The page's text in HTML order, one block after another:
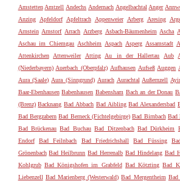
Amstetten Amtzell Andechs Andernach Angelbachtal Anger
Anzing
Apfeldorf Apfeltrach Appenweier Arberg Aresing
Arnstein Arnstorf Arrach Arzberg Asbach-Bäumenheim Ascha
Aschau im Chiemgau Aschheim Aspach Asperg Assamstadt
Attenkirchen
Attenweiler Atting Au in der Hallertau Aub
(Niederbayern) Auerbach (Oberpfalz) Aufhausen Aufseß Auggen
Aura (Saale) Aura (Sinngrund) Aurach Aurachtal Außernzell
Baar-Ebenhausen Babenhausen Babensham Bach an der Donau
(Brenz) Backnang Bad Abbach Bad Aibling Bad Alexandersbad
Bad Bergzabern Bad Berneck (Fichtelgebirge) Bad Birnbach Bad
Bad Brückenau Bad Buchau Bad Ditzenbach Bad Dürkheim
Endorf
Bad Feilnbach Bad Friedrichshall Bad Füssing
Grönenbach Bad Heilbrunn Bad Herrenalb Bad Hindelang Bad
Kohlgrub Bad Königshofen im Grabfeld Bad Kötzting Bad
Liebenzell Bad Marienberg (Westerwald) Bad Mergentheim Bad